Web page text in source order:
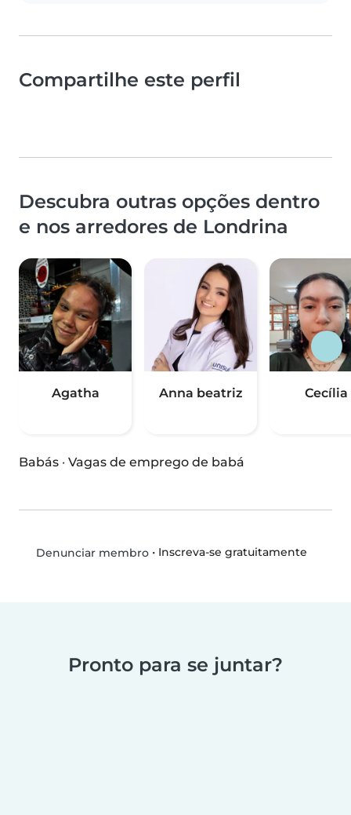
Compartilhe este perfil
Descubra outras opções dentro
e nos arredores de Londrina
Agatha Anna beatriz Cecília
Babás · Vagas de emprego de babá
Denunciar membro• Inscreva-se gratuitamente
Pronto para se juntar?